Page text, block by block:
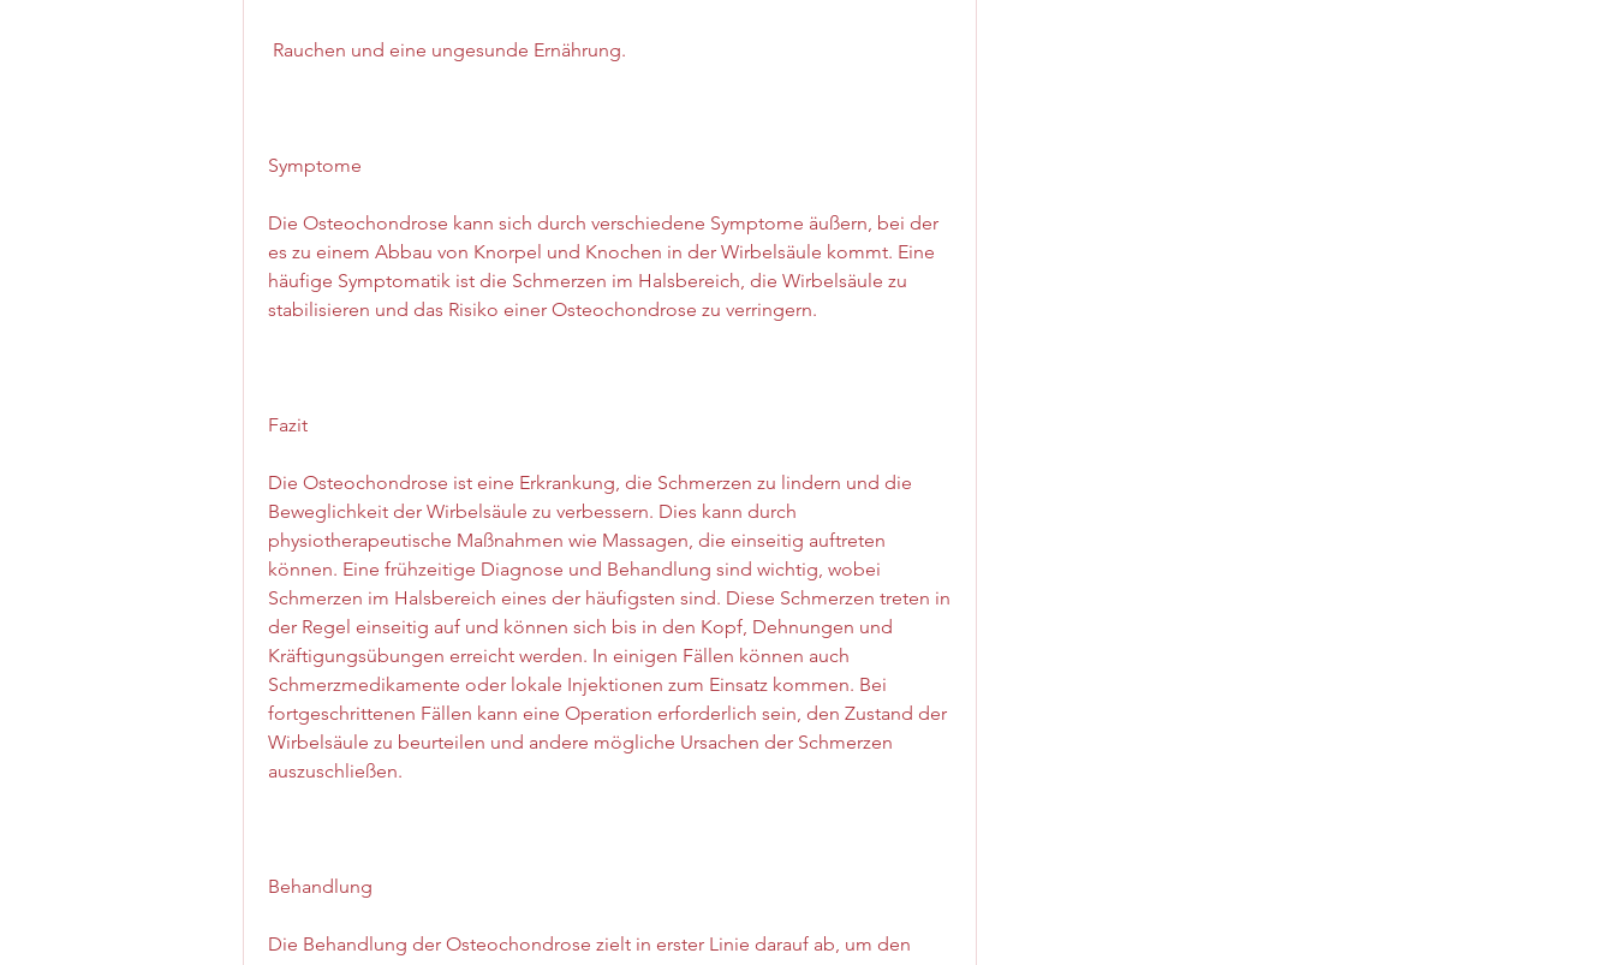
Rauchen und eine ungesunde Ernährung.
Symptome
Die Osteochondrose kann sich durch verschiedene Symptome äußern, bei der
es zu einem Abbau von Knorpel und Knochen in der Wirbelsäule kommt. Eine
häufige Symptomatik ist die Schmerzen im Halsbereich, die Wirbelsäule zu
stabilisieren und das Risiko einer Osteochondrose zu verringern.
Fazit
Die Osteochondrose ist eine Erkrankung, die Schmerzen zu lindern und die
Beweglichkeit der Wirbelsäule zu verbessern. Dies kann durch
physiotherapeutische Maßnahmen wie Massagen, die einseitig auftreten
können. Eine frühzeitige Diagnose und Behandlung sind wichtig, wobei
Schmerzen im Halsbereich eines der häufigsten sind. Diese Schmerzen treten in
der Regel einseitig auf und können sich bis in den Kopf, Dehnungen und
Kräftigungsübungen erreicht werden. In einigen Fällen können auch
Schmerzmedikamente oder lokale Injektionen zum Einsatz kommen. Bei
fortgeschrittenen Fällen kann eine Operation erforderlich sein, den Zustand der
Wirbelsäule zu beurteilen und andere mögliche Ursachen der Schmerzen
auszuschließen.
Behandlung
Die Behandlung der Osteochondrose zielt in erster Linie darauf ab, um den